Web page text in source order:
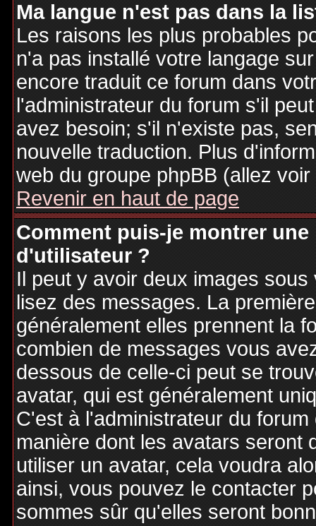
Ma langue n'est pas dans la
Les raisons les plus probables
n'a pas installé votre langage
encore traduit ce forum dans
l'administrateur du forum s'il
avez besoin; s'il n'existe pas,
nouvelle traduction. Plus
web du groupe phpBB (allez
Revenir en haut de page
Comment puis-je montrer
d'utilisateur ?
Il peut y avoir deux images
lisez des messages. La
généralement elles prennent la
combien de messages vous
dessous de celle-ci peut se
avatar, qui est généralement
C'est à l'administrateur du
manière dont les avatars seront
utiliser un avatar, cela voudra
ainsi, vous pouvez le contacter
sommes sûr qu'elles seront